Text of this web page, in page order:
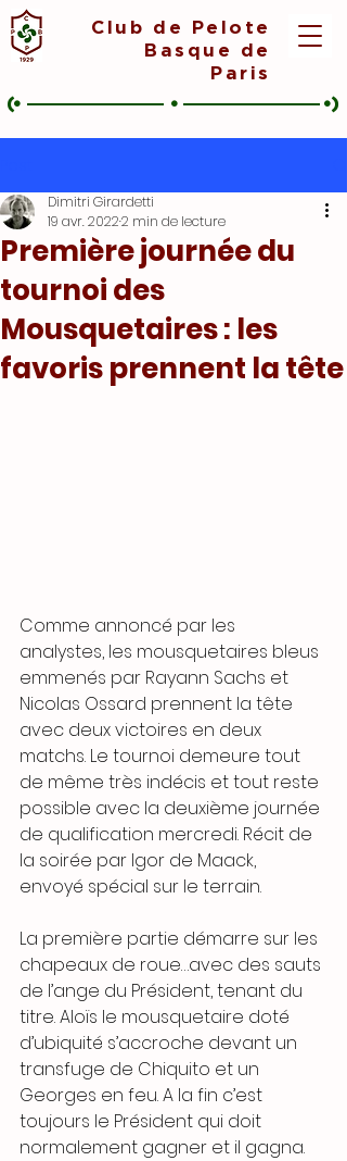
Club de Pelote
Basque de
Paris
(• • •)
Première journée du
tournoi des
Mousquetaires : les
favoris prennent la tête
Dimitri Girardetti
19 avr. 20222 min de lecture
Comme annoncé par les
analystes, les mousquetaires bleus
emmenés par Rayann Sachs et
Nicolas Ossard prennent la tête
avec deux victoires en deux
matchs. Le tournoi demeure tout
de même très indécis et tout reste
possible avec la deuxième journée
de qualification mercredi. Récit de
la soirée par Igor de Maack,
envoyé spécial sur le terrain.
La première partie démarre sur les
chapeaux de roue…avec des sauts
de l’ange du Président, tenant du
titre. Aloïs le mousquetaire doté
d’ubiquité s’accroche devant un
transfuge de Chiquito et un
Georges en feu. A la fin c’est
toujours le Président qui doit
normalement gagner et il gagna.